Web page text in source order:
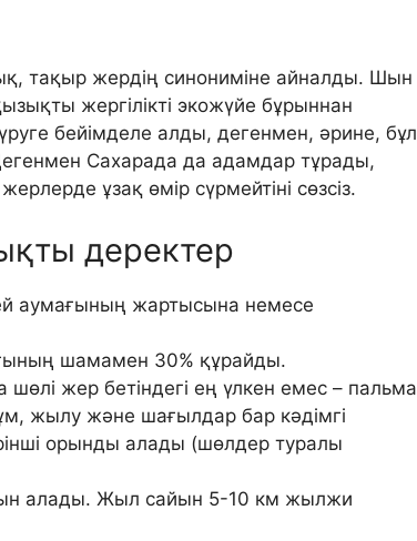
тақыр жердің синониміне айналды. Шын
жергілікті экожүйе бұрыннан
бейімделе алды, дегенмен, әрине, бұл
Сахарада да адамдар тұрады,
ұзақ өмір сүрмейтіні сөзсіз.
деректер
аумағының жартысына немесе
шамамен 30% құрайды.
жер бетіндегі ең үлкен емес – пальма
жылу және шағылдар бар кәдімгі
орынды алады (шөлдер туралы
алады. Жыл сайын 5-10 км жылжи